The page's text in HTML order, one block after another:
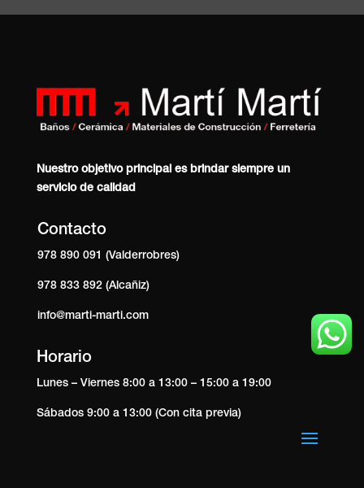
Nuestro objetivo principal es brindar siempre un
servicio de calidad
Contacto
978 890 091 (Valderrobres)
978 833 892 (Alcañiz)
info@marti-marti.com
Horario
Lunes – Viernes 8:00 a 13:00 – 15:00 a 19:00
Sábados 9:00 a 13:00 (Con cita previa)